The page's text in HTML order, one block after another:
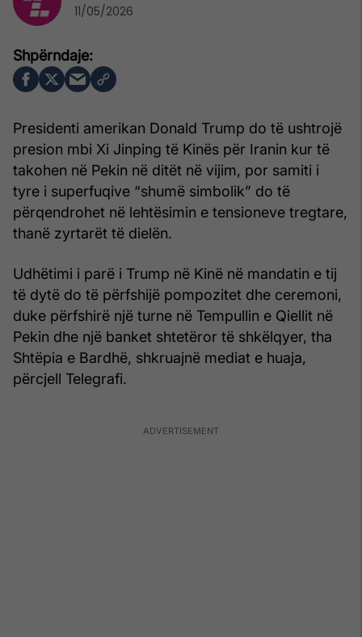
Presidenti amerikan Donald Trump do të ushtrojë
presion mbi Xi Jinping të Kinës për Iranin kur të
takohen në Pekin në ditët në vijim, por samiti i
tyre i superfuqive “shumë simbolik” do të
përqendrohet në lehtësimin e tensioneve tregtare,
thanë zyrtarët të dielën.
Udhëtimi i parë i Trump në Kinë në mandatin e tij
të dytë do të përfshijë pompozitet dhe ceremoni,
duke përfshirë një turne në Tempullin e Qiellit në
Pekin dhe një banket shtetëror të shkëlqyer, tha
Shtëpia e Bardhë, shkruajnë mediat e huaja,
përcjell Telegrafi.
11/05/2026